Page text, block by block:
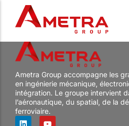
Industries
Métiers
Assistance technique
Forfait
Centre de services
Formations
Bancs de test
PC industriels
Panel PC
Ecrans industriels
Sur mesure
Politique RH
Nos offres
Nos engagements
Témoignages
Industries
Métiers
Assistance technique
Forfait
Centre de services
Formations
Bancs de test
PC industriels
Panel PC
Ecrans industriels
Sur mesure
Politique RH
Nos offres
Nos engagements
Témoignages
Ametra Group accompagne les
en ingénierie mécanique,
intégration. Le groupe intervient
l’aéronautique, du spatial, de la
ferroviaire.